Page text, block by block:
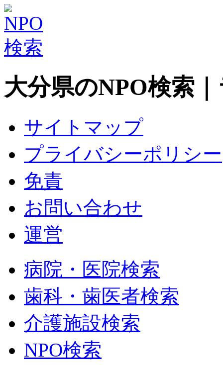
大分県のNPO検索
サイトマップ
プライバシーポリシー
免責
お問い合わせ
運営
病院・医院検索
歯科・歯医者検索
介護施設検索
NPO検索